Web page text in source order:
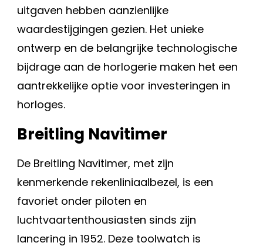
uitgaven hebben aanzienlijke
waardestijgingen gezien. Het unieke
ontwerp en de belangrijke technologische
bijdrage aan de horlogerie maken het een
aantrekkelijke optie voor investeringen in
horloges.
Breitling Navitimer
De Breitling Navitimer, met zijn
kenmerkende rekenliniaalbezel, is een
favoriet onder piloten en
luchtvaartenthousiasten sinds zijn
lancering in 1952. Deze toolwatch is